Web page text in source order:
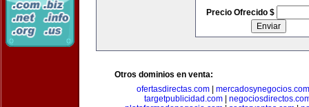
Precio Ofrecido $
Otros dominios en venta:
ofertasdirectas.com
mercadosynegocios.com
targetpublicidad.com